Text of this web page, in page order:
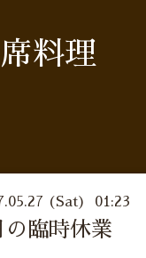
料理
(Sat) 01:23
の臨時休業